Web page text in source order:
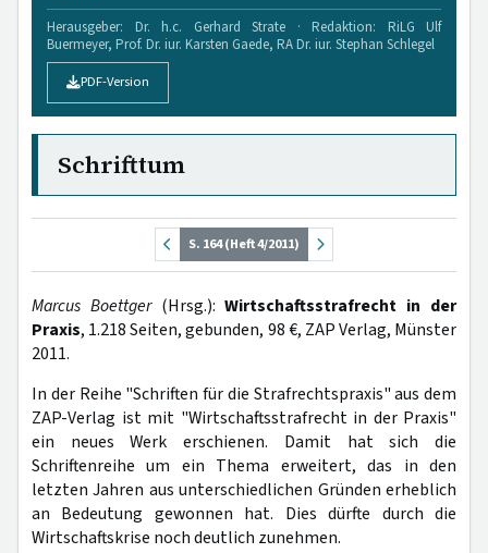
Herausgeber: Dr. h.c. Gerhard Strate · Redaktion: RiLG Ulf
Buermeyer, Prof. Dr. iur. Karsten Gaede, RA Dr. iur. Stephan Schlegel
PDF-Version
Schrifttum
S. 164 (Heft 4/2011)
Marcus Boettger (Hrsg.):Wirtschaftsstrafrecht in der
Praxis, 1.218 Seiten, gebunden, 98 €, ZAP Verlag, Münster
2011.
In der Reihe "Schriften für die Strafrechtspraxis" aus dem
ZAP-Verlag ist mit "Wirtschaftsstrafrecht in der Praxis"
ein neues Werk erschienen. Damit hat sich die
Schriftenreihe um ein Thema erweitert, das in den
letzten Jahren aus unterschiedlichen Gründen erheblich
an Bedeutung gewonnen hat. Dies dürfte durch die
Wirtschaftskrise noch deutlich zunehmen.